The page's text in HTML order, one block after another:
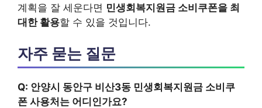
계획을 잘 세운다면 민생회복지원금 소비쿠폰을 최
대한 활용할 수 있을 것입니다.
자주 묻는 질문
Q: 안양시 동안구 비산3동 민생회복지원금 소비쿠
폰 사용처는 어디인가요?